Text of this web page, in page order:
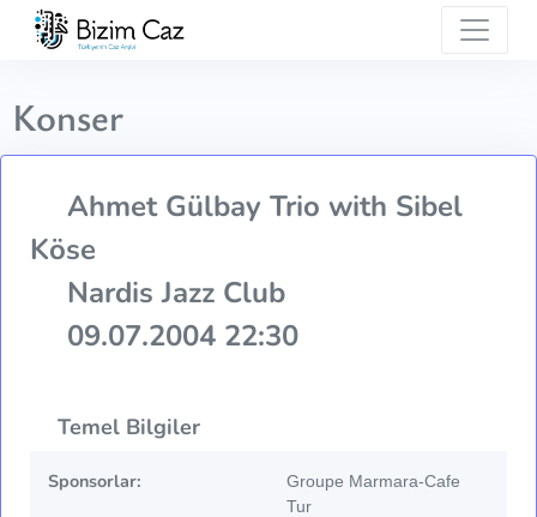
Konser
Ahmet Gülbay Trio with Sibel
Köse
Nardis Jazz Club
09.07.2004 22:30
Temel Bilgiler
Sponsorlar:
Groupe Marmara-Cafe
Tur